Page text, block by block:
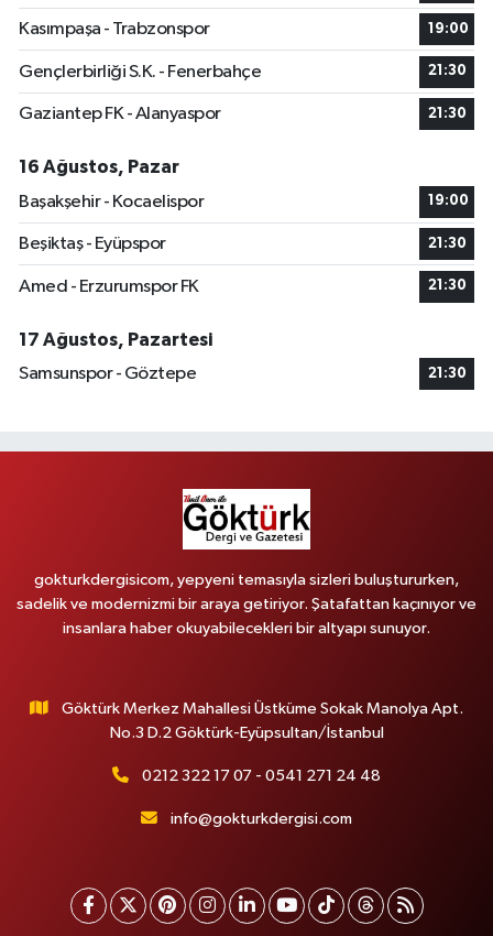
Kasımpaşa - Trabzonspor 19:00
Gençlerbirliği S.K. - Fenerbahçe 21:30
Gaziantep FK - Alanyaspor 21:30
16 Ağustos, Pazar
Başakşehir - Kocaelispor
19:00
Beşiktaş - Eyüpspor 21:30
Amed - Erzurumspor FK 21:30
17 Ağustos, Pazartesi
Samsunspor - Göztepe
21:30
gokturkdergisicom, yepyeni temasıyla sizleri buluştururken,
sadelik ve modernizmi bir araya getiriyor. Şatafattan kaçınıyor ve
insanlara haber okuyabilecekleri bir altyapı sunuyor.
Göktürk Merkez Mahallesi Üstküme Sokak Manolya Apt.
No.3 D.2 Göktürk-Eyüpsultan/İstanbul
0212 322 17 07 - 0541 271 24 48
info@gokturkdergisi.com